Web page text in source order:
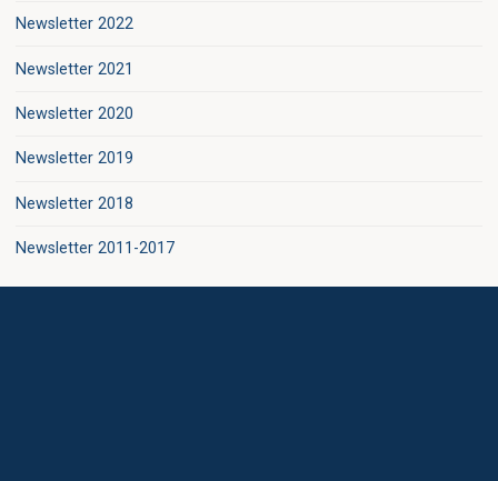
Newsletter 2022
Newsletter 2021
Newsletter 2020
Newsletter 2019
Newsletter 2018
Newsletter 2011-2017